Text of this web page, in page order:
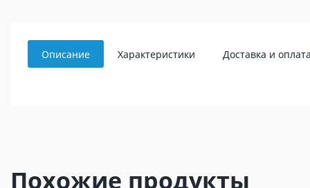
Описание Характеристики Доставка и
Похожие продукты